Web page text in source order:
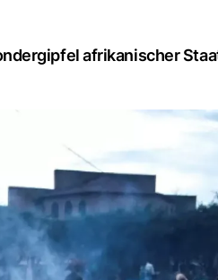
afrikanischer